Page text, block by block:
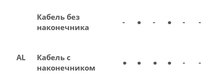
AL
Кабель без
наконечника
- ● - ● - -
Кабель с
наконечником
● ● ● ● - -